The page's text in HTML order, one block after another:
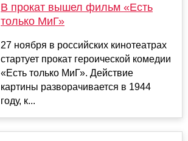
В прокат вышел фильм «Есть
только МиГ»
27 ноября в российских кинотеатрах
стартует прокат героической комедии
«Есть только МиГ». Действие
картины разворачивается в 1944
году, к...